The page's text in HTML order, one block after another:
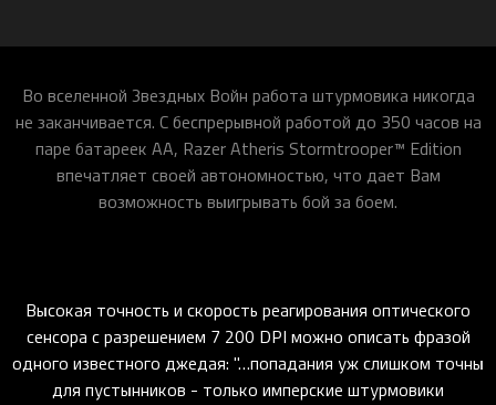
Во вселенной Звездных Войн работа штурмовика никогда
не заканчивается. С беспрерывной работой до 350 часов на
паре батареек АА, Razer Atheris Stormtrooper™ Edition
впечатляет своей автономностью, что дает Вам
возможность выигрывать бой за боем.
Высокая точность и скорость реагирования оптического
сенсора с разрешением 7 200 DPI можно описать фразой
одного известного джедая: "…попадания уж слишком точны
для пустынников - только имперские штурмовики